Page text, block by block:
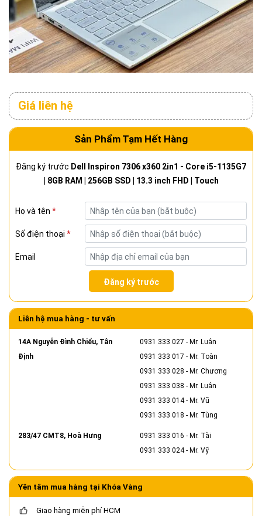
Giá liên hệ
Sản Phẩm Tạm Hết Hàng
Đăng ký trước Dell Inspiron 7306 x360 2in1 - Core i5-1135G7
| 8GB RAM | 256GB SSD | 13.3 inch FHD | Touch
Họ và tên *
Số điện thoại *
Email
Đăng ký trước
Liên hệ mua hàng - tư vấn
14A Nguyễn Đình Chiểu, Tân
Định
0931 333 027 - Mr. Luân
0931 333 017 - Mr. Toàn
0931 333 028 - Mr. Chương
0931 333 038 - Mr. Luân
0931 333 014- Mr. Vũ
0931 333 018 - Mr. Tùng
283/47 CMT8, Hoà Hưng 0931 333 016 - Mr. Tài
0931 333 024- Mr. Vỹ
Yên tâm mua hàng tại Khóa Vàng
Giao hàng miễn phí HCM